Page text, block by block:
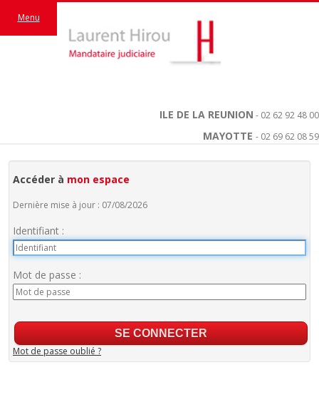
ILE DE LA REUNION - 02 62 92 48 00
MAYOTTE - 02 69 62 08 59
Menu
Accéder à mon espace
Dernière mise à jour : 07/08/2026
Identifiant :
Mot de passe :
Mot de passe oublié ?